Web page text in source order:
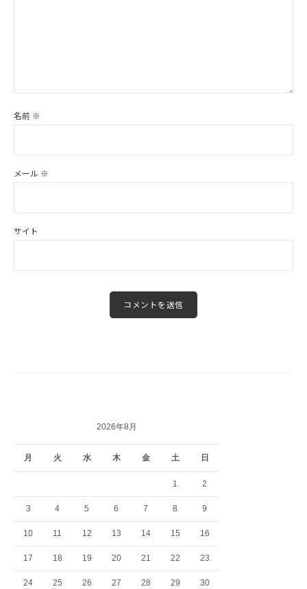
名前 ※
メール ※
サイト
2026年8月
月 火 水 木 金 土 日
1 2
3 4 5 6 7 8 9
10 11 12 13 14 15 16
17 18 19 20 21 22 23
24 25 26 27 28 29 30